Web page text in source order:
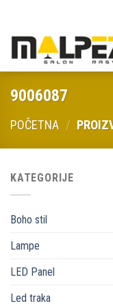
content
9006087
POČETNA /
KATEGORIJE
Boho stil
Lampe
LED Panel
Led traka